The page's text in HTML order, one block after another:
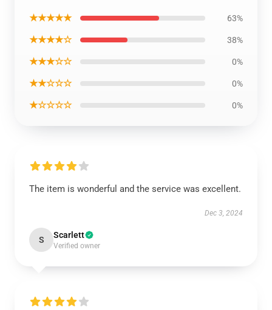
★★★★★ 63%
★★★★☆ 38%
★★★☆☆ 0%
★★☆☆☆ 0%
★☆☆☆☆ 0%
The item is wonderful and the service was excellent.
Dec 3, 2024
S Scarlett
Verified owner